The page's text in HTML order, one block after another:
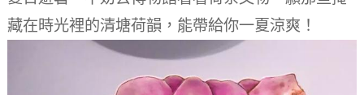
藏在時光裡的清塘荷韻，能帶給你一夏涼爽！